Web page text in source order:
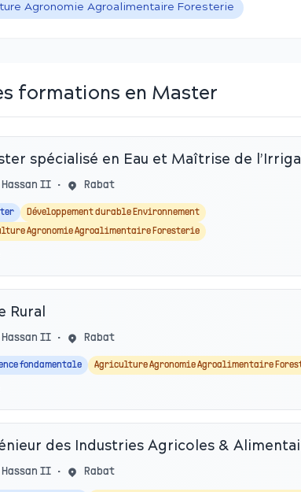
Agronomie Agroalimentaire Foresterie
formations en Master
spécialisé en Eau et Maîtrise de
Hassan II • Rabat
Développement durable Environnement
Agronomie Agroalimentaire Foresterie
Rural
Hassan II • Rabat
fondamentale Agriculture Agronomie Agroalimentaire
des Industries Agricoles &
Hassan II • Rabat